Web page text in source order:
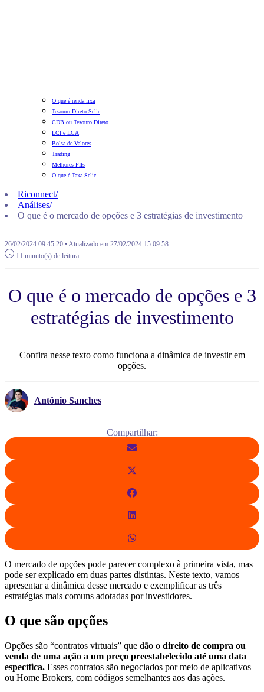
O que é renda fixa
Tesouro Direto Selic
CDB ou Tesouro Direto
LCI e LCA
Bolsa de Valores
Trading
Melhores FIIs
O que é Taxa Selic
Riconnect/
Análises/
O que é o mercado de opções e 3 estratégias de investimento
26/02/2024 09:45:20 • Atualizado em 27/02/2024 15:09:58
11 minuto(s) de leitura
O que é o mercado de opções e 3
estratégias de investimento
Confira nesse texto como funciona a dinâmica de investir em
opções.
Antônio Sanches
Compartilhar:
O mercado de opções pode parecer complexo à primeira vista, mas
pode ser explicado em duas partes distintas. Neste texto, vamos
apresentar a dinâmica desse mercado e exemplificar as três
estratégias mais comuns adotadas por investidores.
O que são opções
Opções são “contratos virtuais” que dão o direito de compra ou
venda de uma ação a um preço preestabelecido até uma data
específica. Esses contratos são negociados por meio de aplicativos
ou Home Brokers, com códigos semelhantes aos das ações.